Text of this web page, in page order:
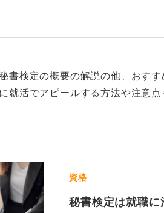
いなど、就活に直結するスキル
が、現在でも役に立っています。
が、準1級にチャレンジすること
面接試験があるからです。この対
できれば、就活の場で大きな自信
さいね。
書検定の概要の解説の他、おす
就活でアピールする方法や注意
資格
秘書検定は就職